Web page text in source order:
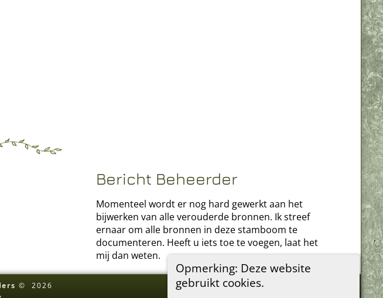
Opmerking: Deze website
gebruikt cookies.
Bericht Beheerder
Momenteel wordt er nog hard gewerkt aan het
bijwerken van alle verouderde bronnen. Ik streef
ernaar om alle bronnen in deze stamboom te
documenteren. Heeft u iets toe te voegen, laat het
mij dan weten.
© 2026